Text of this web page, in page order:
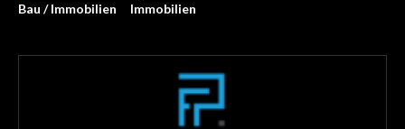
Bau / Immobilien Immobilien